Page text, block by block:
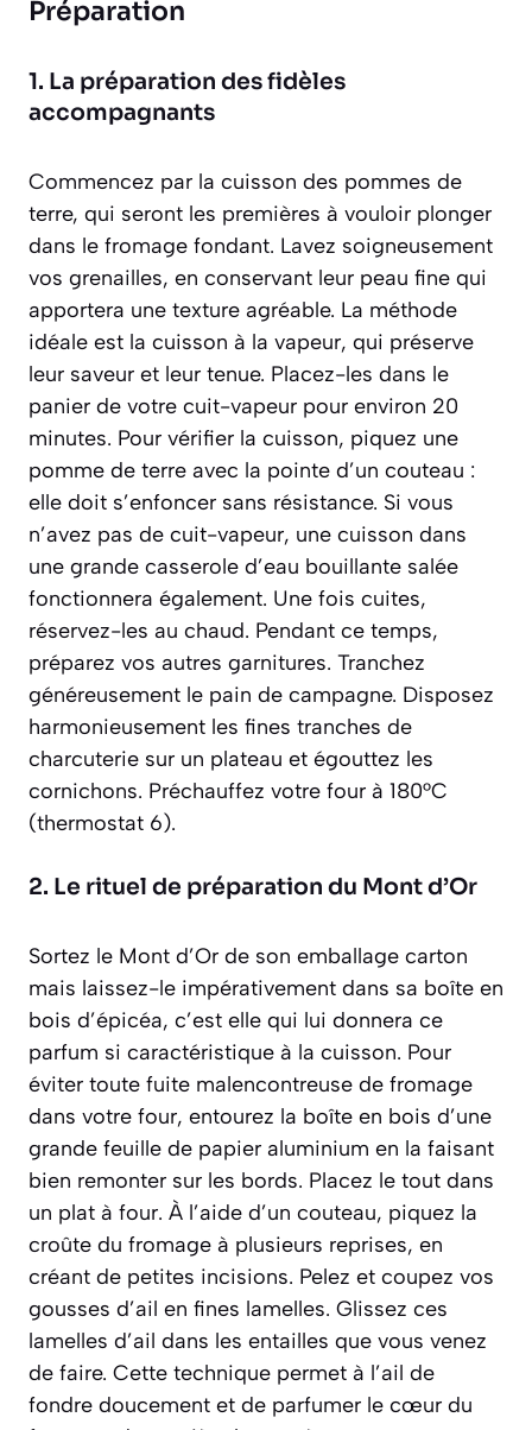
Préparation
1. La préparation des fidèles
accompagnants
Commencez par la cuisson des pommes de
terre, qui seront les premières à vouloir plonger
dans le fromage fondant. Lavez soigneusement
vos grenailles, en conservant leur peau fine qui
apportera une texture agréable. La méthode
idéale est la cuisson à la vapeur, qui préserve
leur saveur et leur tenue. Placez-les dans le
panier de votre cuit-vapeur pour environ 20
minutes. Pour vérifier la cuisson, piquez une
pomme de terre avec la pointe d’un couteau :
elle doit s’enfoncer sans résistance. Si vous
n’avez pas de cuit-vapeur, une cuisson dans
une grande casserole d’eau bouillante salée
fonctionnera également. Une fois cuites,
réservez-les au chaud. Pendant ce temps,
préparez vos autres garnitures. Tranchez
généreusement le pain de campagne. Disposez
harmonieusement les fines tranches de
charcuterie sur un plateau et égouttez les
cornichons. Préchauffez votre four à 180°C
(thermostat 6).
2. Le rituel de préparation du Mont d’Or
Sortez le Mont d’Or de son emballage carton
mais laissez-le impérativement dans sa boîte en
bois d’épicéa, c’est elle qui lui donnera ce
parfum si caractéristique à la cuisson. Pour
éviter toute fuite malencontreuse de fromage
dans votre four, entourez la boîte en bois d’une
grande feuille de papier aluminium en la faisant
bien remonter sur les bords. Placez le tout dans
un plat à four. À l’aide d’un couteau, piquez la
croûte du fromage à plusieurs reprises, en
créant de petites incisions. Pelez et coupez vos
gousses d’ail en fines lamelles. Glissez ces
lamelles d’ail dans les entailles que vous venez
de faire. Cette technique permet à l’ail de
fondre doucement et de parfumer le cœur du